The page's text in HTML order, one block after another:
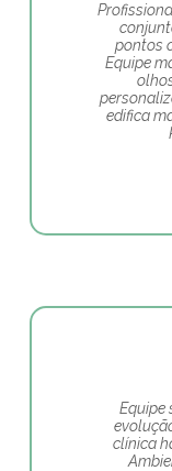
pontos
Equipe
edifica
Equipe
clínica